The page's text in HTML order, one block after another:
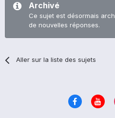
Archivé
Ce sujet est désormais
de nouvelles réponses.
Aller sur la liste des sujets